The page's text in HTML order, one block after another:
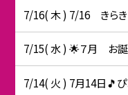
7/16( 木 ) 7/16 きらき
7/15( 水 ) 🌟７月 お
7/14( 火 ) 7月14日🎵